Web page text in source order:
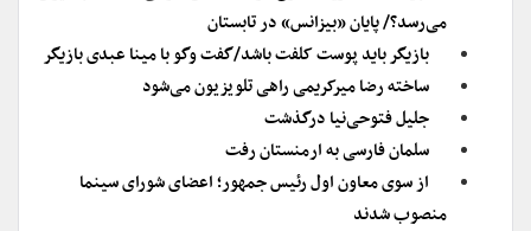
می‌رسد؟/ پایان «بیزانس» در تابستان
بازیگر باید پوست کلفت باشد/گفت وگو با مینا عبدی بازیگر
ساخته رضا میرکریمی راهی تلویزیون می‌شود
جلیل فتوحی‌نیا درگذشت
سلمان فارسی به ارمنستان رفت
از سوی معاون اول رئیس جمهور؛ اعضای شورای سینما
منصوب شدند